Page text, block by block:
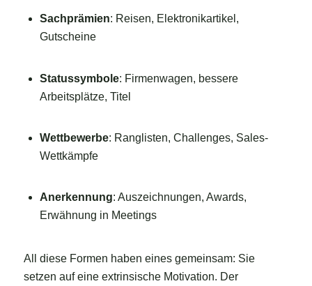
Sachprämien: Reisen, Elektronikartikel,
Gutscheine
Statussymbole: Firmenwagen, bessere
Arbeitsplätze, Titel
Wettbewerbe: Ranglisten, Challenges, Sales-
Wettkämpfe
Anerkennung: Auszeichnungen, Awards,
Erwähnung in Meetings
All diese Formen haben eines gemeinsam: Sie
setzen auf eine extrinsische Motivation. Der